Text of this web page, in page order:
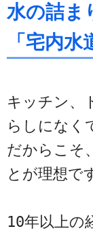
水の詰ま
「宅内水
キッチン、
らしになく
だからこそ
とが理想で
10年以上の